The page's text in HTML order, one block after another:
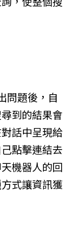
問題後，自
到的結果會
話中呈現給
點擊連結去
機器人的回
式讓資訊獲